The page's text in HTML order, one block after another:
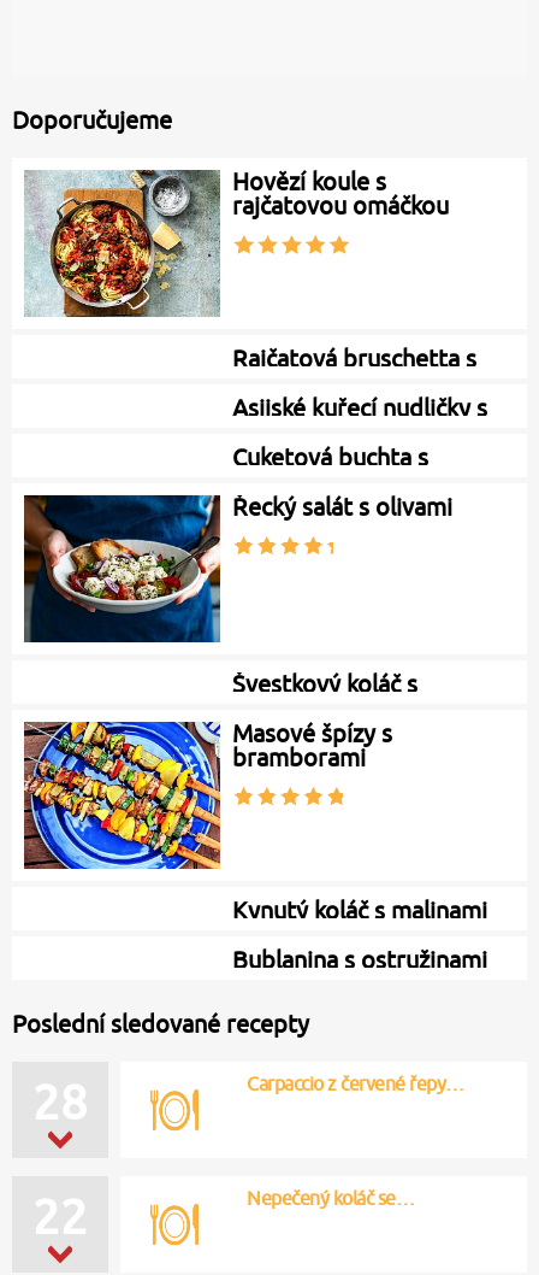
Doporučujeme
Hovězí koule s
rajčatovou omáčkou
Rajčatová bruschetta s
Asijské kuřecí nudličky s
Cuketová buchta s
Řecký salát s olivami
Švestkový koláč s
Masové špízy s
bramborami
Kynutý koláč s malinami
Bublanina s ostružinami
Poslední sledované recepty
28 Carpaccio z červené řepy…
22 Nepečený koláč se…